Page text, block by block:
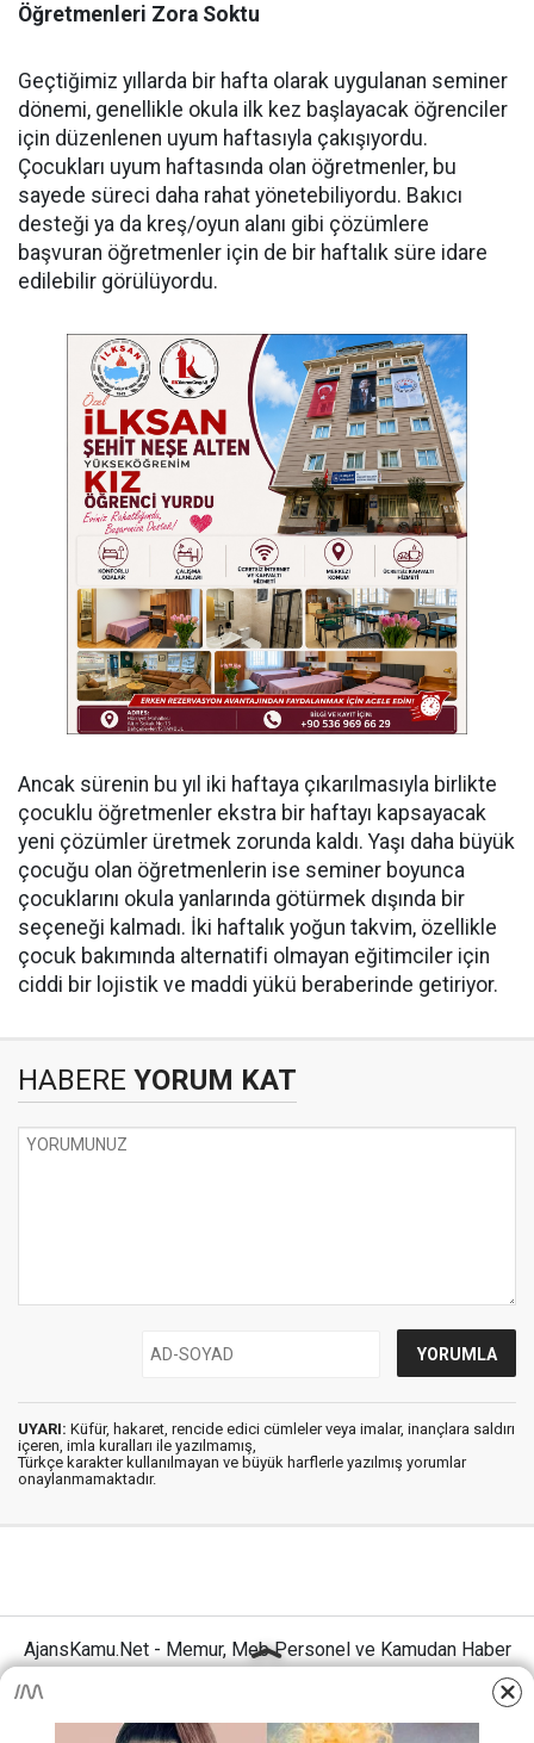
Öğretmenleri Zora Soktu
Geçtiğimiz yıllarda bir hafta olarak uygulanan seminer
dönemi, genellikle okula ilk kez başlayacak öğrenciler
için düzenlenen uyum haftasıyla çakışıyordu.
Çocukları uyum haftasında olan öğretmenler, bu
sayede süreci daha rahat yönetebiliyordu. Bakıcı
desteği ya da kreş/oyun alanı gibi çözümlere
başvuran öğretmenler için de bir haftalık süre idare
edilebilir görülüyordu.
Ancak sürenin bu yıl iki haftaya çıkarılmasıyla birlikte
çocuklu öğretmenler ekstra bir haftayı kapsayacak
yeni çözümler üretmek zorunda kaldı. Yaşı daha büyük
çocuğu olan öğretmenlerin ise seminer boyunca
çocuklarını okula yanlarında götürmek dışında bir
seçeneği kalmadı. İki haftalık yoğun takvim, özellikle
çocuk bakımında alternatifi olmayan eğitimciler için
ciddi bir lojistik ve maddi yükü beraberinde getiriyor.
HABERE YORUM KAT
UYARI: Küfür, hakaret, rencide edici cümleler veya imalar, inançlara saldırı
içeren, imla kuralları ile yazılmamış,
Türkçe karakter kullanılmayan ve büyük harflerle yazılmış yorumlar
onaylanmamaktadır.
AjansKamu.Net - Memur, Meb Personel ve Kamudan Haber